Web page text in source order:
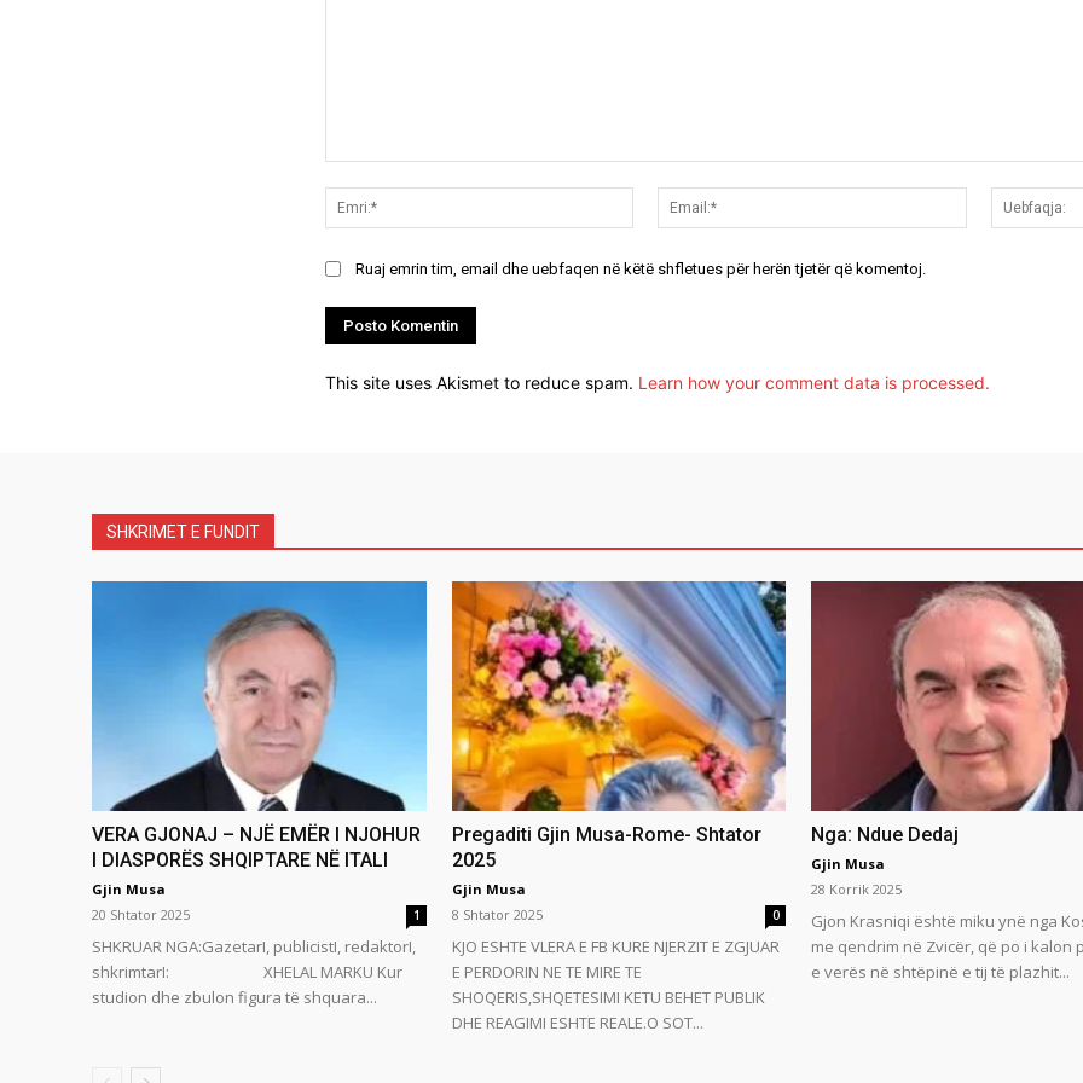
Emri:*
Email:*
Ruaj emrin tim, email dhe uebfaqen në këtë shfletues për herën tjetër që komentoj.
This site uses Akismet to reduce spam. Learn how your comment data is processed.
SHKRIMET E FUNDIT
VERA GJONAJ – NJË EMËR I NJOHUR
I DIASPORËS SHQIPTARE NË ITALI
Gjin Musa
20 Shtator 2025
1
SHKRUAR NGA:GazetarI, publicistI, redaktorI,
shkrimtarI: XHELAL MARKU Kur
studion dhe zbulon figura të shquara...
Pregaditi Gjin Musa-Rome- Shtator
2025
Gjin Musa
8 Shtator 2025
0
KJO ESHTE VLERA E FB KURE NJERZIT E ZGJUAR
E PERDORIN NE TE MIRE TE
SHOQERIS,SHQETESIMI KETU BEHET PUBLIK
DHE REAGIMI ESHTE REALE.O SOT...
Nga: Ndue Dedaj
Gjin Musa
28 Korrik 2025
Gjon Krasniqi është miku ynë nga
me qendrim në Zvicër, që po i kalon
e verës në shtëpinë e tij të plazhit...